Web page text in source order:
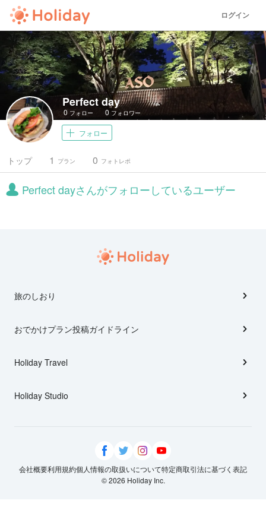
ログイン
Perfect day
0 フォロー 0 フォロワー
フォロー
トップ プラン
1 フォトレポ
0
Perfect dayさんがフォローしているユーザー
旅のしおり
おでかけプラン投稿ガイドライン
Holiday Travel
Holiday Studio
会社概要利用規約個人情報の取扱いについて特定商取引法に基づく表記
© 2026 Holiday Inc.